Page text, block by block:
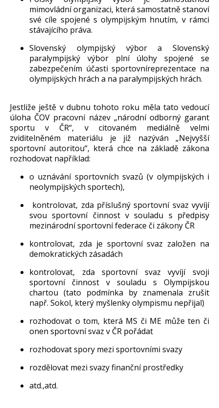
mimovládní organizaci, která samostatně stanoví
své cíle spojené s olympijským hnutím, v rámci
stávajícího práva.
Slovenský olympijský výbor a Slovenský
paralympijský výbor plní úlohy spojené se
zabezpečením účasti sportovníreprezentace na
olympijských hrách a na paralympijských hrách.
Jestliže ještě v dubnu tohoto roku měla tato vedoucí
úloha ČOV pracovní název „národní odborný garant
sportu v ČR“, v citovaném mediálně velmi
zviditelněném materiálu je již nazýván „Nejvyšší
sportovní autoritou“, která chce na základě zákona
rozhodovat například:
o uznávání sportovních svazů (v olympijských i
neolympijských sportech),
kontrolovat, zda příslušný sportovní svaz vyvíjí
svou sportovní činnost v souladu s předpisy
mezinárodní sportovní federace či zákony ČR
kontrolovat, zda je sportovní svaz založen na
demokratických zásadách
kontrolovat, zda sportovní svaz vyvíjí svoji
sportovní činnost v souladu s Olympijskou
chartou (tato podmínka by znamenala zrušit
např. Sokol, který myšlenky olympismu nepřijal)
rozhodovat o tom, která MS či ME může ten či
onen sportovní svaz v ČR pořádat
rozhodovat spory mezi sportovními svazy
rozdělovat mezi svazy finanční prostředky
atd.,atd.